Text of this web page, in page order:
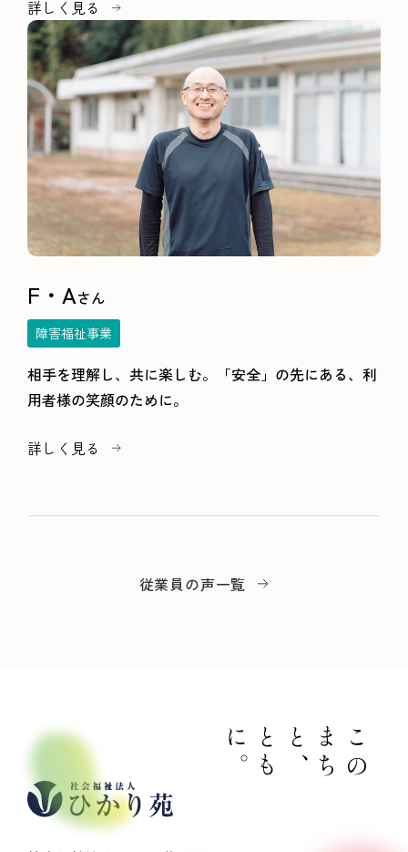
詳しく見る
F・Aさん
障害福祉事業
相手を理解し、共に楽しむ。「安全」の先にある、利
用者様の笑顔のために。
詳しく見る
従業員の声一覧
こ
の
ま
ち
と
、
と
も
に
。